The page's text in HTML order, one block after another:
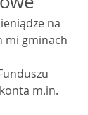
na
mi gminach
m.in.